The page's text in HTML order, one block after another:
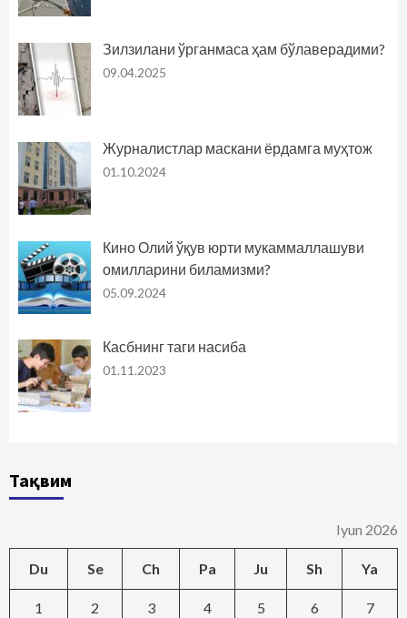
Зилзилани ўрганмаса ҳам бўлаверадими?
09.04.2025
Журналистлар маскани ёрдамга муҳтож
01.10.2024
Кино Олий ўқув юрти мукаммаллашуви
омилларини биламизми?
05.09.2024
Касбнинг таги насиба
01.11.2023
Тақвим
Iyun 2026
Du Se Ch Pa Ju Sh Ya
1 2 3 4 5 6 7